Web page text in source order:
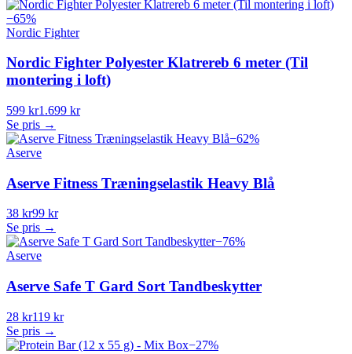
−65%
Nordic Fighter
Nordic Fighter Polyester Klatrereb 6 meter (Til
montering i loft)
599 kr1.699 kr
Se pris →
−62%
Aserve
Aserve Fitness Træningselastik Heavy Blå
38 kr99 kr
Se pris →
−76%
Aserve
Aserve Safe T Gard Sort Tandbeskytter
28 kr119 kr
Se pris →
−27%